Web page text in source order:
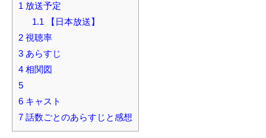
1 放送予定
1.1 【日本放送】
2 視聴率
3 あらすじ
4 相関図
5
6 キャスト
7 話数ごとのあらすじと感想